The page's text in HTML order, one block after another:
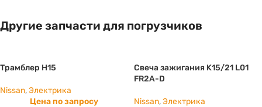
Другие запчасти для погрузчиков
Трамблер Н15
Nissan,Электрика
Цена по запросу
Свеча зажигания K15/21 L01
FR2A-D
Nissan,Электрика